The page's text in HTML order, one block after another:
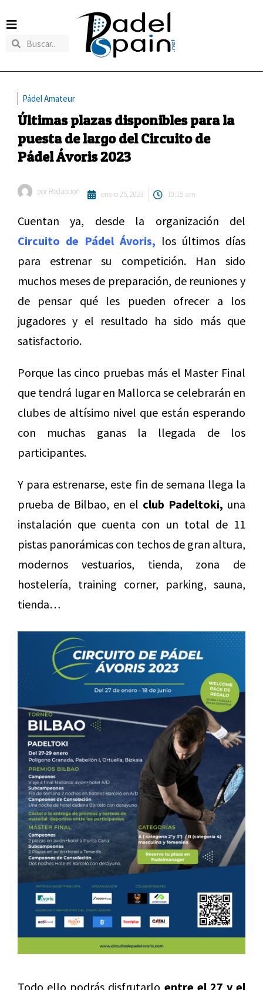
Pádel Amateur
Últimas plazas disponibles para la
puesta de largo del Circuito de
Pádel Ávoris 2023
por Redaccion enero 25, 2023 10:15 am
Cuentan ya, desde la organización del
Circuito de Pádel Ávoris, los últimos días
para estrenar su competición. Han sido
muchos meses de preparación, de reuniones y
de pensar qué les pueden ofrecer a los
jugadores y el resultado ha sido más que
satisfactorio.
Porque las cinco pruebas más el Master Final
que tendrá lugar en Mallorca se celebrarán en
clubes de altísimo nivel que están esperando
con muchas ganas la llegada de los
participantes.
Y para estrenarse, este fin de semana llega la
prueba de Bilbao, en el club Padeltoki, una
instalación que cuenta con un total de 11
pistas panorámicas con techos de gran altura,
modernos vestuarios, tienda, zona de
hostelería, training corner, parking, sauna,
tienda…
Todo ello podrás disfrutarlo entre el 27 y el